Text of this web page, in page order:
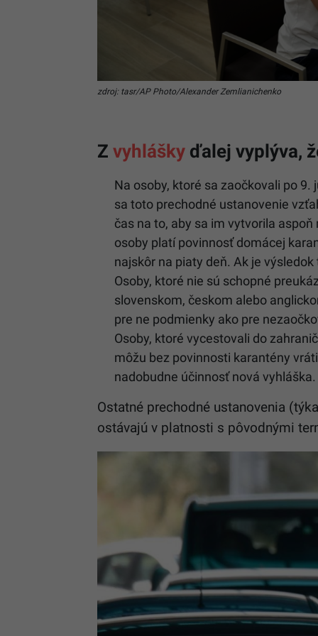
zdroj: tasr/AP Photo/Alexander Zemlianichenko
Z vyhlášky ďalej vyplýva,
Na osoby, ktoré sa zaočkovali po
sa toto prechodné ustanovenie
čas na to, aby sa im vytvorila
osoby platí povinnosť domácej
najskôr na piaty deň. Ak je
Osoby, ktoré nie sú schopné
slovenskom, českom alebo
pre ne podmienky ako pre
Osoby, ktoré vycestovali do
môžu bez povinnosti karantény
nadobudne účinnosť nová vyhláška.
Ostatné prechodné ustanovenia
ostávajú v platnosti s pôvodnými